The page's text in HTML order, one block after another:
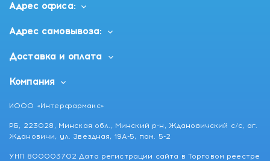
Адрес офиса:
Адрес самовывоза:
Доставка и оплата
Компания
ИООО «Интерфармакс»
РБ, 223028, Минская обл., Минский р-н, Ждановичский с/с, аг.
Ждановичи, ул. Звездная, 19А-5, пом. 5-2
УНП 800003702 Дата регистрации сайта в Торговом реестре